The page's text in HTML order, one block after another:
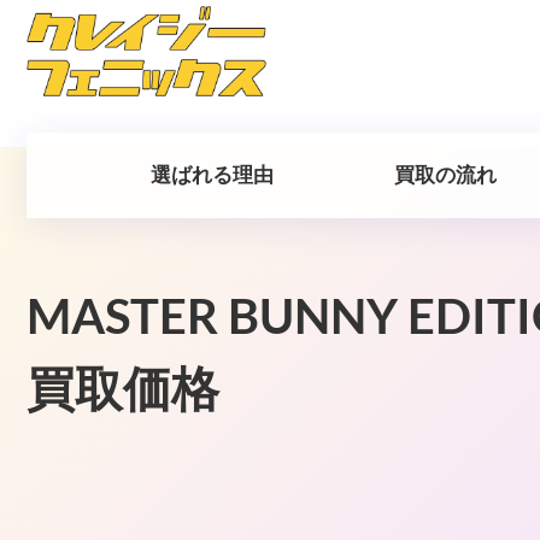
選ばれる理由 買取の流れ
MASTER BUNNY
買取価格